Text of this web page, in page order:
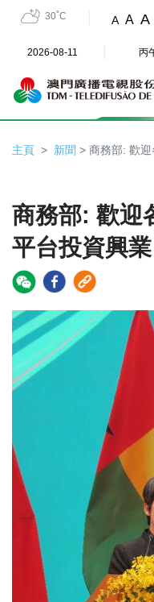
30˚C A A A
2026-08-11 丙
主頁 新聞 > 商務部: 歡
商務部: 歡迎
平台投資興業